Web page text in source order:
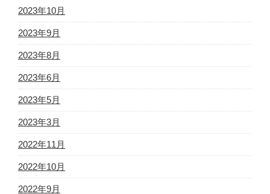
2023年10月
2023年9月
2023年8月
2023年6月
2023年5月
2023年3月
2022年11月
2022年10月
2022年9月